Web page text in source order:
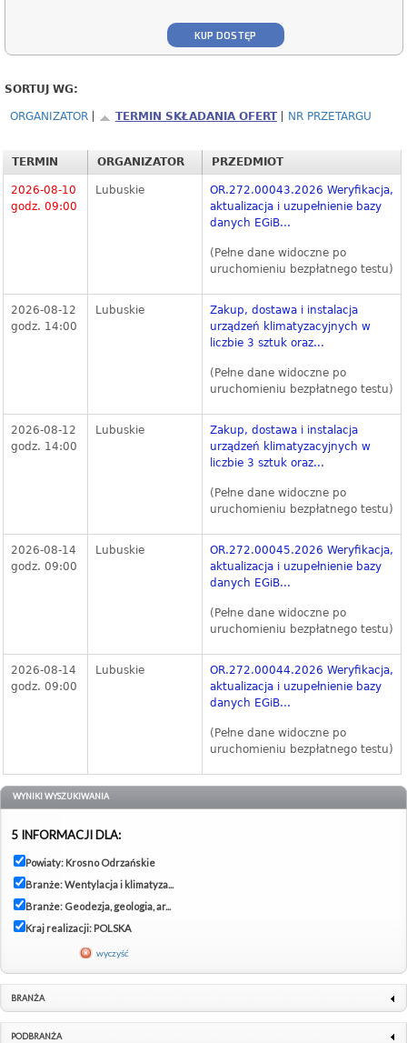
KUP DOSTĘP
SORTUJ WG:
ORGANIZATOR TERMIN SKŁADANIA OFERT NR PRZETARGU
TERMIN ORGANIZATOR PRZEDMIOT
2026-08-10
godz. 09:00
Lubuskie
OR.272.00043.2026 Weryfikacja,
aktualizacja i uzupełnienie bazy
danych EGiB...
(Pełne dane widoczne po
uruchomieniu bezpłatnego testu)
2026-08-12
godz. 14:00
Lubuskie
Zakup, dostawa i instalacja
urządzeń klimatyzacyjnych w
liczbie 3 sztuk oraz...
(Pełne dane widoczne po
uruchomieniu bezpłatnego testu)
2026-08-12
godz. 14:00
Lubuskie
Zakup, dostawa i instalacja
urządzeń klimatyzacyjnych w
liczbie 3 sztuk oraz...
(Pełne dane widoczne po
uruchomieniu bezpłatnego testu)
2026-08-14
godz. 09:00
Lubuskie
OR.272.00045.2026 Weryfikacja,
aktualizacja i uzupełnienie bazy
danych EGiB...
(Pełne dane widoczne po
uruchomieniu bezpłatnego testu)
2026-08-14
godz. 09:00
Lubuskie
OR.272.00044.2026 Weryfikacja,
aktualizacja i uzupełnienie bazy
danych EGiB...
(Pełne dane widoczne po
uruchomieniu bezpłatnego testu)
WYNIKI WYSZUKIWANIA
5 INFORMACJI DLA:
Powiaty: Krosno Odrzańskie
Branże: Wentylacja i klimatyza...
Branże: Geodezja, geologia, ar...
Kraj realizacji: POLSKA
wyczyść
BRANŻA
PODBRANŻA